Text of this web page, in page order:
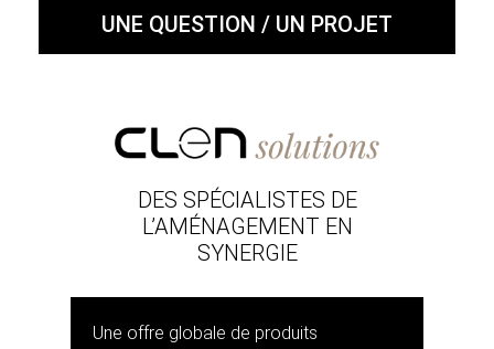
UNE QUESTION / UN PROJET
DES SPÉCIALISTES DE
L’AMÉNAGEMENT EN
SYNERGIE
Une offre globale de produits